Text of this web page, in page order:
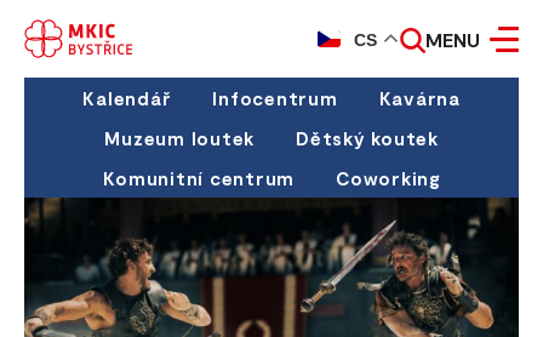
CS MENU
Kalendář Infocentrum
Kavárna
Muzeum loutek
Dětský koutek
Komunitní centrum
Coworking